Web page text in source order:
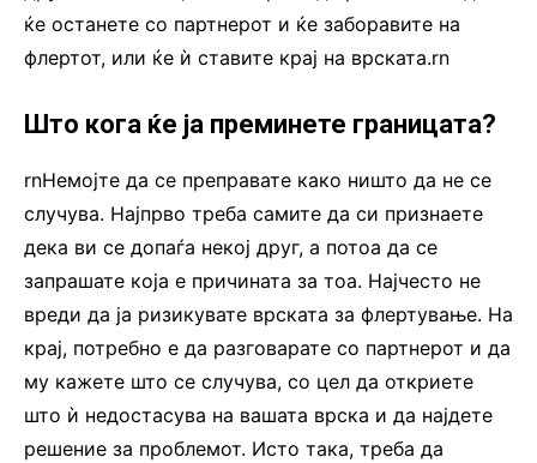
ќе останете со партнерот и ќе заборавите на
флертот, или ќе ѝ ставите крај на врската.rn
Што кога ќе ја преминете границата?
rnНемојте да се преправате како ништо да не се
случува. Најпрво треба самите да си признаете
дека ви се допаѓа некој друг, а потоа да се
запрашате која е причината за тоа. Најчесто не
вреди да ја ризикувате врската за флертување. На
крај, потребно е да разговарате со партнерот и да
му кажете што се случува, со цел да откриете
што ѝ недостасува на вашата врска и да најдете
решение за проблемот. Исто така, треба да